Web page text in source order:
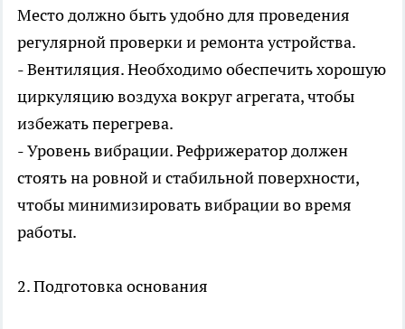
Место должно быть удобно для проведения
регулярной проверки и ремонта устройства.
- Вентиляция. Необходимо обеспечить хорошую
циркуляцию воздуха вокруг агрегата, чтобы
избежать перегрева.
- Уровень вибрации. Рефрижератор должен
стоять на ровной и стабильной поверхности,
чтобы минимизировать вибрации во время
работы.
2. Подготовка основания